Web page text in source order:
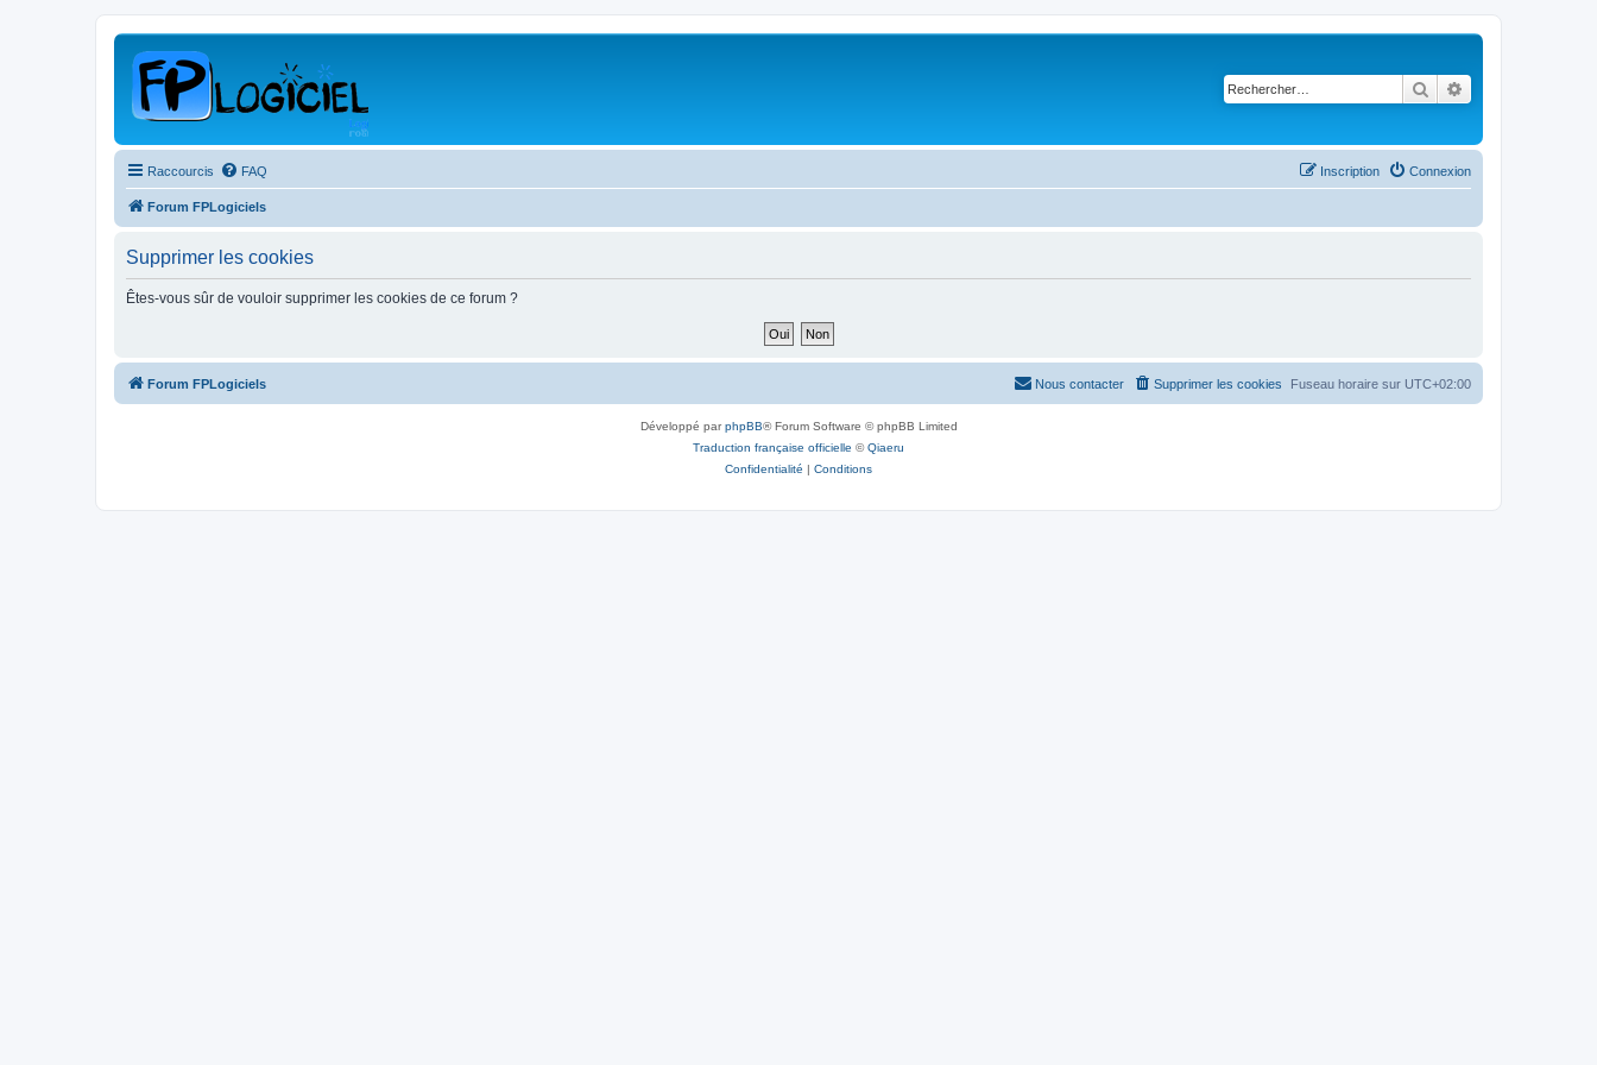
Rechercher
Raccourcis FAQ Connexion
Inscription
Forum FPLogiciels
Supprimer les cookies
Êtes-vous sûr de vouloir supprimer les cookies de ce forum ?
Forum FPLogiciels Fuseau horaire sur UTC+02:00
Supprimer les cookies
Nous contacter
Développé parphpBB® Forum Software © phpBB Limited
Traduction française officielle ©Qiaeru
Confidentialité | Conditions